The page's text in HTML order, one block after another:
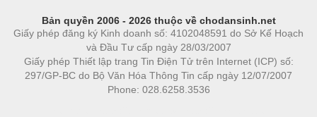
Bản quyền 2006 - 2026 thuộc về chodansinh.net
Giấy phép đăng ký Kinh doanh số: 4102048591 do Sở Kế Hoạch
và Đầu Tư cấp ngày 28/03/2007
Giấy phép Thiết lập trang Tin Điện Tử trên Internet (ICP) số:
297/GP-BC do Bộ Văn Hóa Thông Tin cấp ngày 12/07/2007
Phone: 028.6258.3536